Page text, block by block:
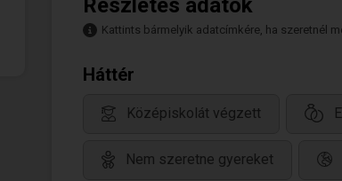
Részletes adatok
Kattints bármelyik adatcímkére, ha szeretnél
Háttér
Középiskolát végzett
Nem szeretne gyereket